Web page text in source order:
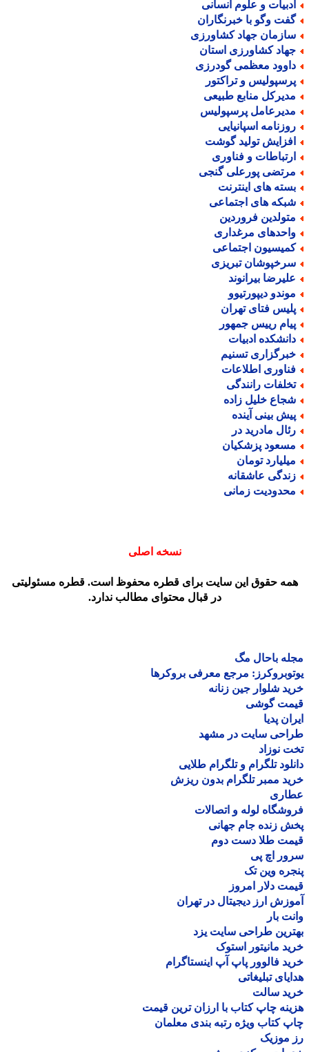
و علوم انسانی
وگو با خبرنگاران
جهاد کشاورزی
کشاورزی استان
معظمی گودرزی
و تراکتور
منابع طبیعی
پرسپولیس
اسپانیایی
تولید گوشت
و فناوری
پورعلی گنجی
های اینترنت
های اجتماعی
فروردین
مرغداری
اجتماعی
تبریزی
بیرانوند
دیپورتیوو
فتای تهران
رییس جمهور
ادبیات
تسنیم
اطلاعات
رانندگی
خلیل زاده
بینی آینده
مادرید در
پزشکیان
تومان
عاشقانه
زمانی
نسخه اصلی
حقوق این سایت برای قطره محفوظ است. قطره مسئولیتی
در قبال محتوای مطالب ندارد.
باحال مگ
مرجع معرفی بروکرها
شلوار جین زنانه
گوشی
پدیا
سایت در مشهد
نوزاد
تلگرام و تلگرام طلایی
ممبر تلگرام بدون ریزش
لوله و اتصالات
زنده جام جهانی
طلا دست دوم
اچ پی
وین تک
دلار امروز
ارز دیجیتال در تهران
بار
طراحی سایت یزد
مانیتور استوک
فالوور پاپ آپ اینستاگرام
تبلیغاتی
سالت
چاپ کتاب با ارزان ترین قیمت
کتاب ویژه رتبه بندی معلمان
موزیک